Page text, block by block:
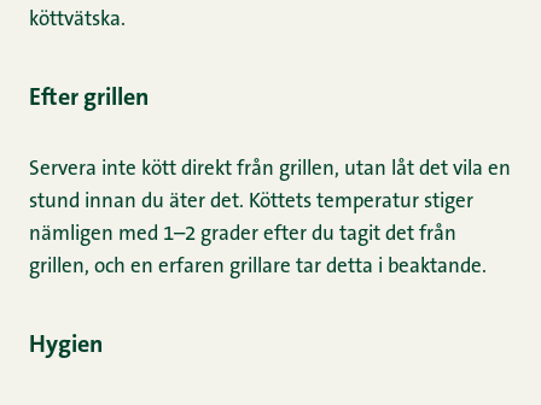
köttvätska.
Efter grillen
Servera inte kött direkt från grillen, utan låt det vila en
stund innan du äter det. Köttets temperatur stiger
nämligen med 1–2 grader efter du tagit det från
grillen, och en erfaren grillare tar detta i beaktande.
Hygien